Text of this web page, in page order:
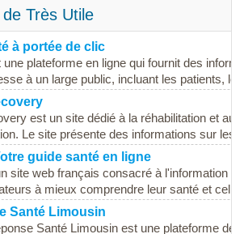
Très Utile
à portée de clic
une plateforme en ligne qui fournit des
à un large public, incluant les patients,
est un site dédié à la réhabilitation et au
Le site présente des informations sur les
guide santé en ligne
site web français consacré à l'information
à mieux comprendre leur santé et celle
Santé Limousin
Santé Limousin est une plateforme